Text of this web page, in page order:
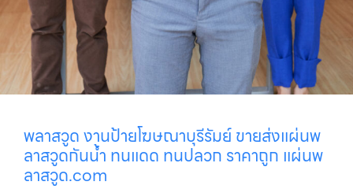
พลาสวูด งานป้ายโฆษณาบุรีรัมย์ ขายส่งแผ่นพ
ลาสวูดกันน้ำ ทนแดด ทนปลวก ราคาถูก แผ่นพ
ลาสวูด.com